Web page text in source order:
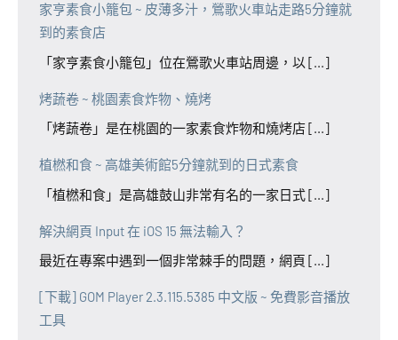
家亨素食小籠包 ~ 皮薄多汁，鶯歌火車站走路5分鐘就
到的素食店
「家亨素食小籠包」位在鶯歌火車站周邊，以 [...]
烤蔬卷 ~ 桃園素食炸物、燒烤
「烤蔬卷」是在桃園的一家素食炸物和燒烤店 [...]
植橪和食 ~ 高雄美術館5分鐘就到的日式素食
「植橪和食」是高雄鼓山非常有名的一家日式 [...]
解決網頁 Input 在 iOS 15 無法輸入？
最近在專案中遇到一個非常棘手的問題，網頁 [...]
[下載] GOM Player 2.3.115.5385 中文版 ~ 免費影音播放
工具